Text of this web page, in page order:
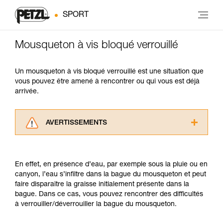
SPORT
Mousqueton à vis bloqué verrouillé
Un mousqueton à vis bloqué verrouillé est une situation que
vous pouvez être amené à rencontrer ou qui vous est déjà
arrivée.
AVERTISSEMENTS
consulter. Vous devez avoir compris les
informations de la notice technique pour
pouvoir comprendre ce complément
d’informations.
Maîtriser ces techniques nécessite une
En effet, en présence d’eau, par exemple sous la pluie ou en
canyon, l’eau s’infiltre dans la bague du mousqueton et peut
faire disparaître la graisse initialement présente dans la
bague. Dans ce cas, vous pouvez rencontrer des difficultés
à verrouiller/déverrouiller la bague du mousqueton.